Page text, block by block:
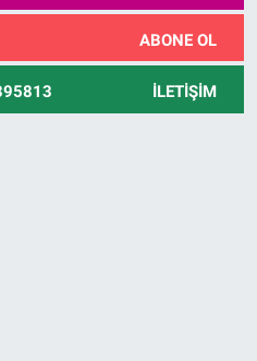
ABONE OL
İLETIŞIM